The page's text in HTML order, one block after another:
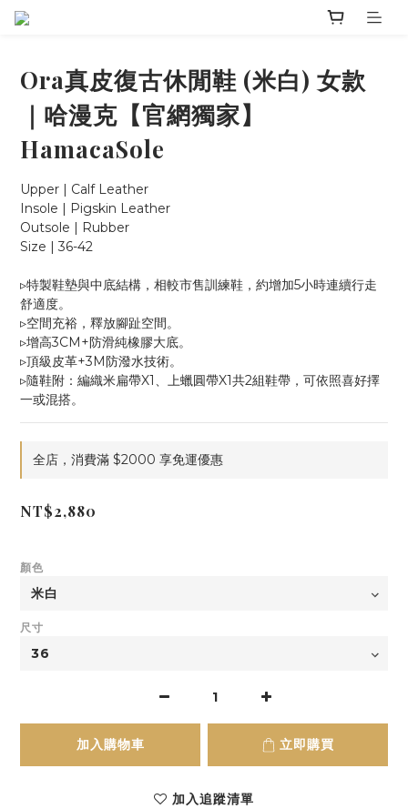
Ora真皮復古休閒鞋 (米白) 女款
｜哈漫克【官網獨家】
HamacaSole
Upper | Calf Leather
Insole | Pigskin Leather
Outsole | Rubber
Size | 36-42
▹特製鞋墊與中底結構，相較市售訓練鞋，約增加5小時連續行走
舒適度。
▹空間充裕，釋放腳趾空間。
▹增高3CM+防滑純橡膠大底。
▹頂級皮革+3M防潑水技術。
▹隨鞋附：編織米扁帶X1、上蠟圓帶X1共2組鞋帶，可依照喜好擇
一或混搭。
全店，消費滿 $2000 享免運優惠
NT$2,880
顏色
尺寸
加入購物車 立即購買
加入追蹤清單